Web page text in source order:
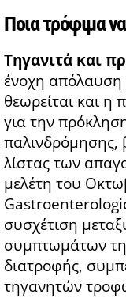
Ποια τρόφιμα
Τηγανιτά και
ένοχη απόλαυση
θεωρείται και η
για την
παλινδρόμησης,
λίστας των
μελέτη του
συσχέτιση
συμπτωμάτων
διατροφής,
τηγανητών